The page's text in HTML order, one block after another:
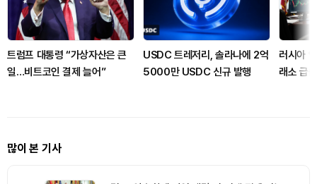
트럼프 대통령 “가상자산은 큰
일…비트코인 결제 늘어”
USDC 트레저리, 솔라나에 2억
5000만 USDC 신규 발행
러시아
래소 급
많이 본 기사